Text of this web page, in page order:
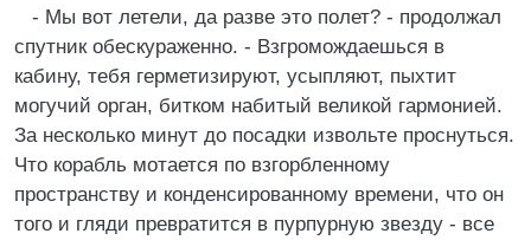
- Мы вот летели, да разве это полет? - продолжал
спутник обескураженно. - Взгромождаешься в
кабину, тебя герметизируют, усыпляют, пыхтит
могучий орган, битком набитый великой гармонией.
За несколько минут до посадки извольте проснуться.
Что корабль мотается по взгорбленному
пространству и конденсированному времени, что он
того и гляди превратится в пурпурную звезду - все